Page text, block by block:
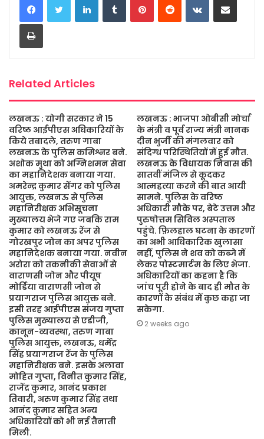
b
o
o
t
s
a
e
Print
Related Articles
लखनऊ : योगी सरकार ने 15
वरिष्ठ आईपीएस अधिकारियों के
किये तबादले, तरुण गाबा
लखनऊ के पुलिस कमिश्नर बने.
अशोक मुथा को अग्निशमन सेवा
का महानिदेशक बनाया गया.
अमरेन्द्र कुमार सेंगर को पुलिस
आयुक्त, लखनऊ से पुलिस
महानिरीक्षक अभिसूचना
मुख्यालय भेजे गए जबकि राम
कुमार को लखनऊ रेंज से
गोरखपुर जोन का अपर पुलिस
महानिदेशक बनाया गया. नवीन
अरोरा को तकनीकी सेवाओं से
वाराणसी जोन और पीयूष
मोर्डिया वाराणसी जोन से
प्रयागराज पुलिस आयुक्त बने.
इसी तरह आईपीएस संजय गुप्ता
पुलिस मुख्यालय से एडीजी,
कानून-व्यवस्था, तरुण गाबा
पुलिस आयुक्त, लखनऊ, धर्मेंद्र
सिंह प्रयागराज रेंज के पुलिस
महानिरीक्षक बने. इसके अलावा
मोहित गुप्ता, विनीत कुमार सिंह,
राजेंद्र कुमार, आनंद प्रकाश
तिवारी, अरुण कुमार सिंह तथा
आनंद कुमार सहित अन्य
अधिकारियों को भी नई तैनाती
मिली.
लखनऊ : भाजपा ओबीसी मोर्चा
के मंत्री व पूर्व राज्य मंत्री नानक
दीन भुर्जी की मंगलवार को
संदिग्ध परिस्थितियों में हुई मौत.
लखनऊ के विधायक निवास की
सातवीं मंजिल से कूदकर
आत्महत्या करने की बात आयी
सामने. पुलिस के वरिष्ठ
अधिकारी मौके पर, बेटे उत्तम और
पुरुषोत्तम सिविल अस्पताल
पहुंचे. फ़िलहाल घटना के कारणों
का अभी आधिकारिक खुलासा
नहीं, पुलिस ने शव को कब्जे में
लेकर पोस्टमार्टम के लिए भेजा.
अधिकारियों का कहना है कि
जांच पूरी होने के बाद ही मौत के
कारणों के संबंध में कुछ कहा जा
सकेगा.
2 weeks ago